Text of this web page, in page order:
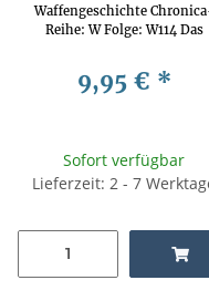
Waffengeschichte
Reihe: W Folge: W114 Das
Waffentechnik, Waffenkunde
9,95 € *
Sofort verfügbar
Lieferzeit: 2 - 7